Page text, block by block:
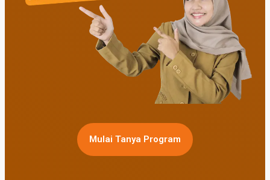
Mulai Tanya Program